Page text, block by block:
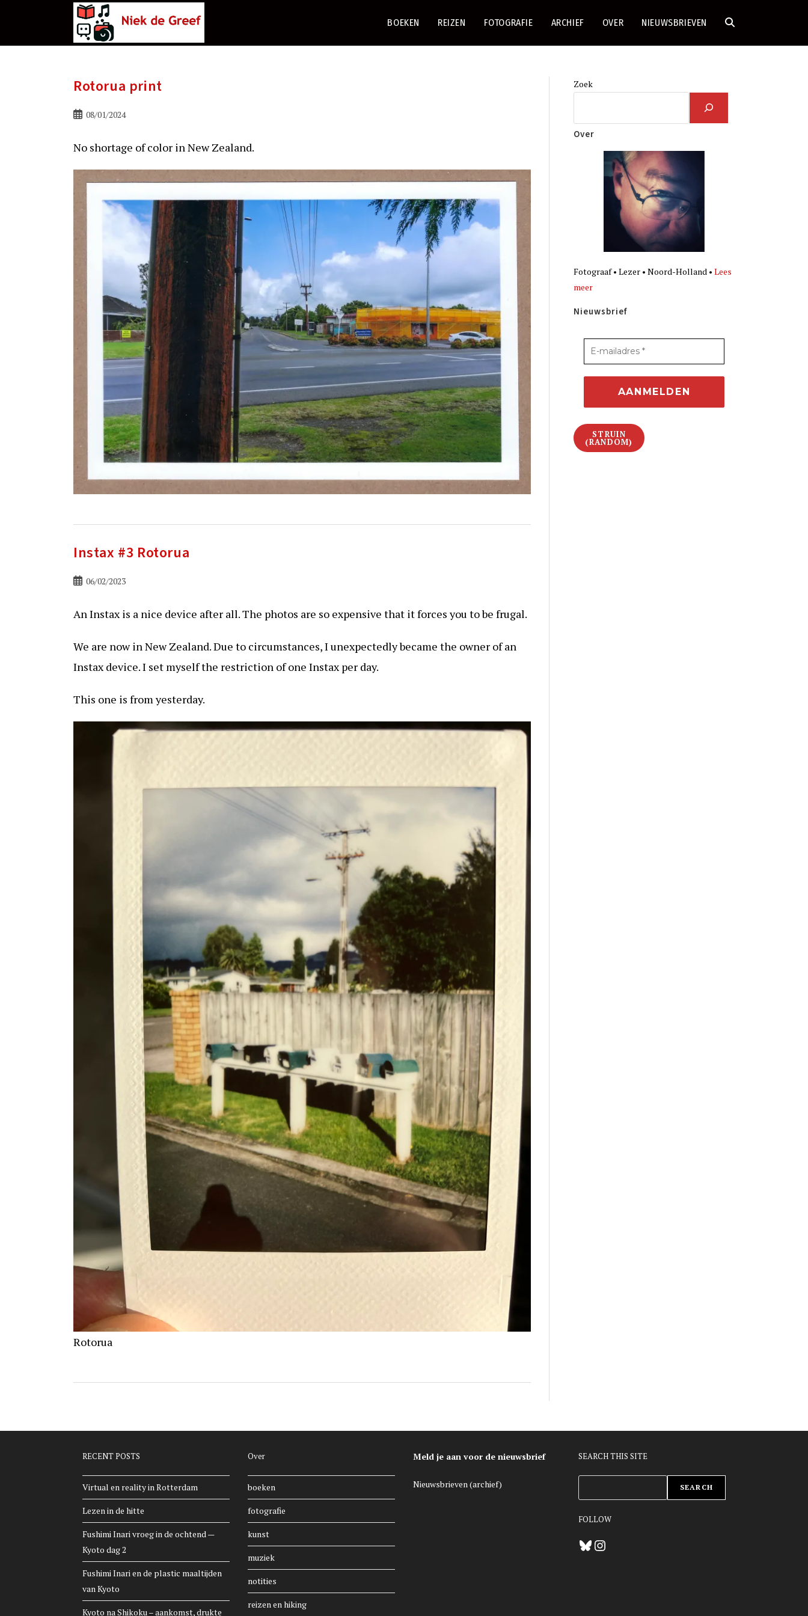
BOEKEN REIZEN FOTOGRAFIE ARCHIEF OVER NIEUWSBRIEVEN TOGGLE
Rotorua print
Bericht08/01/2024
No shortage of color in New Zealand.
Instax #3 Rotorua
Bericht06/02/2023
An Instax is a nice device after all. The photos are so expensive that it forces you to be frugal.
We are now in New Zealand. Due to circumstances, I unexpectedly became the owner of an
Instax device. I set myself the restriction of one Instax per day.
This one is from yesterday.
Rotorua
Zoek
Over
Fotograaf • Lezer • Noord-Holland • Lees
meer
Nieuwsbrief
STRUIN
(RANDOM)
RECENT POSTS
Virtual en reality in Rotterdam
Lezen in de hitte
Fushimi Inari vroeg in de ochtend —
Kyoto dag 2
Fushimi Inari en de plastic maaltijden
van Kyoto
Kyoto na Shikoku – aankomst, drukte
Over
boeken
fotografie
kunst
muziek
notities
reizen en hiking
Meld je aan voor de nieuwsbrief
Nieuwsbrieven (archief)
SEARCH THIS SITE
SEARCH
FOLLOW
BlueskyInstagram